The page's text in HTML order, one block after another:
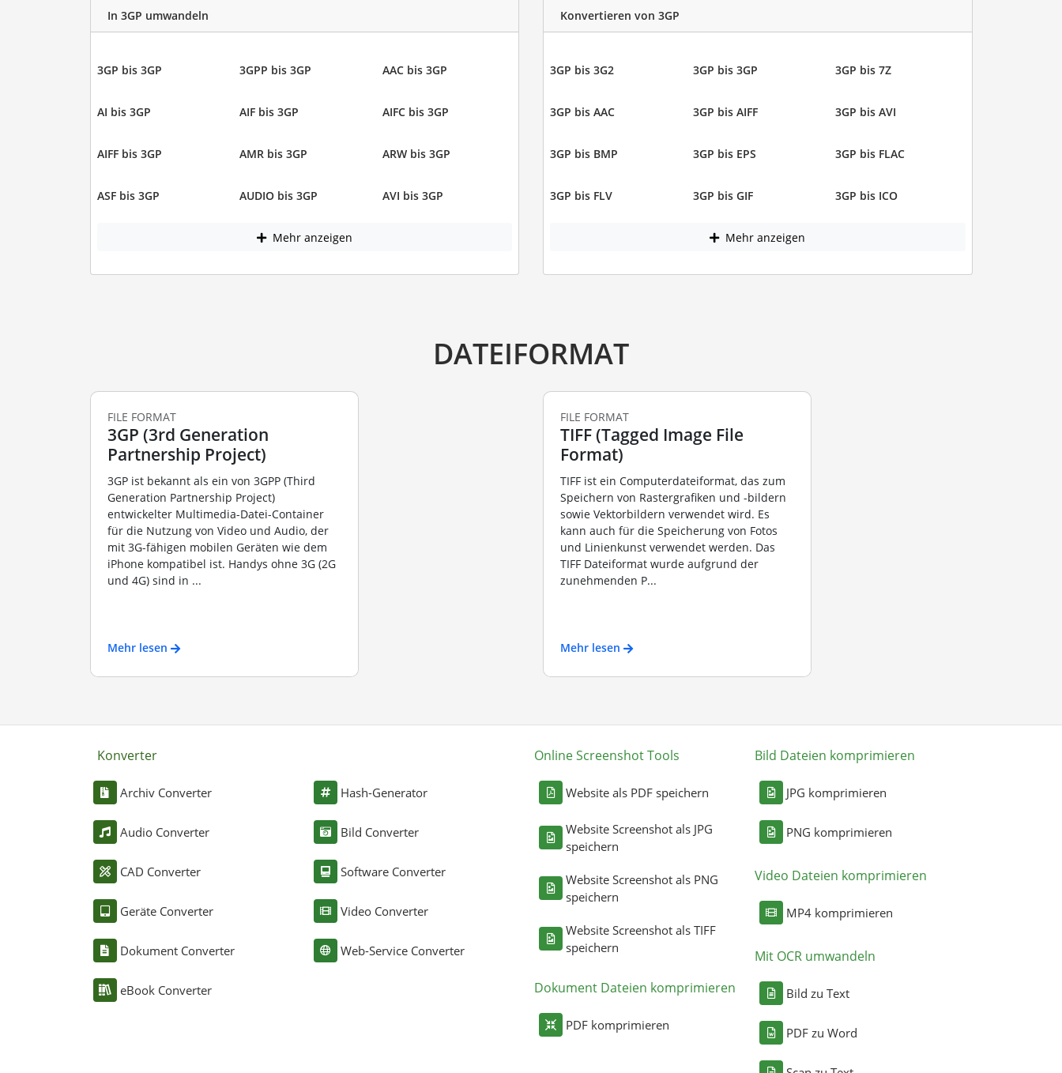
In 3GP umwandeln
3GP bis 3GP 3GPP bis 3GP AAC bis 3GP
AI bis 3GP AIF bis 3GP AIFC bis 3GP
AIFF bis 3GP AMR bis 3GP ARW bis 3GP
ASF bis 3GP AUDIO bis 3GP AVI bis 3GP
Mehr anzeigen
Konvertieren von 3GP
3GP bis 3G2 3GP bis 3GP 3GP bis 7Z
3GP bis AAC 3GP bis AIFF 3GP bis AVI
3GP bis BMP 3GP bis EPS 3GP bis FLAC
3GP bis FLV 3GP bis GIF 3GP bis ICO
Mehr anzeigen
DATEIFORMAT
FILE FORMAT
3GP (3rd Generation
Partnership Project)
3GP ist bekannt als ein von 3GPP (Third
Generation Partnership Project)
entwickelter Multimedia-Datei-Container
für die Nutzung von Video und Audio, der
mit 3G-fähigen mobilen Geräten wie dem
iPhone kompatibel ist. Handys ohne 3G (2G
und 4G) sind in ...
Mehr lesen
FILE FORMAT
TIFF (Tagged Image File
Format)
TIFF ist ein Computerdateiformat, das zum
Speichern von Rastergrafiken und -bildern
sowie Vektorbildern verwendet wird. Es
kann auch für die Speicherung von Fotos
und Linienkunst verwendet werden. Das
TIFF Dateiformat wurde aufgrund der
zunehmenden P...
Mehr lesen
Konverter
Archiv Converter
Audio Converter
CAD Converter
Geräte Converter
Dokument Converter
eBook Converter
Hash-Generator
Bild Converter
Software Converter
Video Converter
Web-Service Converter
Online Screenshot Tools
Website als PDF speichern
Website Screenshot als JPG
speichern
Website Screenshot als PNG
speichern
Website Screenshot als TIFF
speichern
Dokument Dateien komprimieren
PDF komprimieren
Bild Dateien komprimieren
JPG komprimieren
PNG komprimieren
Video Dateien komprimieren
MP4 komprimieren
Mit OCR umwandeln
Bild zu Text
PDF zu Word